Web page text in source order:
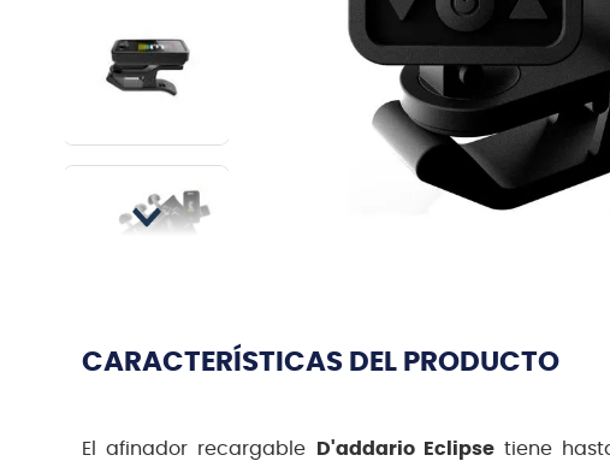
CARACTERÍSTICAS DEL PRODUCTO
El afinador recargable D'addario Eclipsetiene